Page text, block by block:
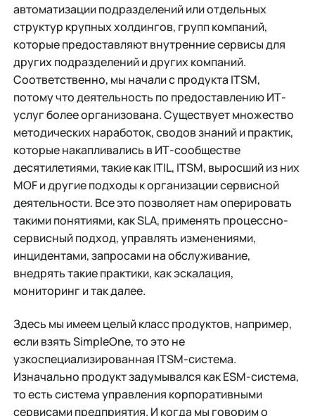
автоматизации подразделений или отдельных
структур крупных холдингов, групп компаний,
которые предоставляют внутренние сервисы для
других подразделений и других компаний.
Соответственно, мы начали с продукта ITSM,
потому что деятельность по предоставлению ИТ-
услуг более организована. Существует множество
методических наработок, сводов знаний и практик,
которые накапливались в ИТ-сообществе
десятилетиями, такие как ITIL, ITSM, выросший из них
MOF и другие подходы к организации сервисной
деятельности. Все это позволяет нам оперировать
такими понятиями, как SLA, применять процессно-
сервисный подход, управлять изменениями,
инцидентами, запросами на обслуживание,
внедрять такие практики, как эскалация,
мониторинг и так далее.
Здесь мы имеем целый класс продуктов, например,
если взять SimpleOne, то это не
узкоспециализированная ITSM-система.
Изначально продукт задумывался как ESM-система,
то есть система управления корпоративными
сервисами предприятия. И когда мы говорим о